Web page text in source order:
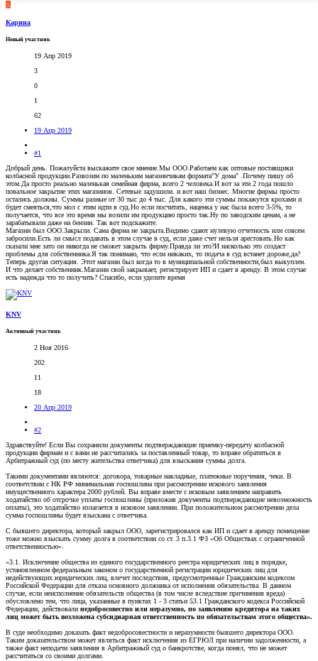
К
Карина
Новый участник
19 Апр 2019
3
0
1
62
19 Апр 2019
#1
Добрый день. Пожалуйста выскажите свое мнение.Мы ООО.Работаем как оптовые поставщики
колбасной продукции.Развозим по маленьким магазинчикам формата"У дома" .Почему пишу об
этом.Да просто реально маленькая семейная фирма, всего 2 человека.И вот за эти 2 года пошло
повальное закрытие этих магазинов. Сетевые задушили. и вот наш бизнес. Многие фирмы просто
остались должны. Суммы разные от 30 тыс до 4 тыс. Для какого эти суммы покажутся крохами и
будет смеяться,что мол с этим идти в суд.Но если посчитать, наценка у нас была всего 3-5%, то
получается, что все это время мы возили им продукцию просто так.Ну по заводским ценам, а не
зарабатывали даже на бензин. Так вот подскажите.
Магазин был ООО.Закрыли. Сама фирма не закрыта.Видимо сдают нулевую отчетность или совсем
забросили.Есть ли смысл подавать в этом случае в суд, если даже счет нельзя арестовать.Но как
сказали мне зато он никогда не сможет закрыть фирму.Правда ли это?И насколько это создаст
проблемы для собственника.Я так понимаю, что если никаких, то подача в суд встанет дороже,да?
Теперь другая ситуация. Этот магазин был когда то в муниципальной собственности,был выкуплен.
И что делает собственник.Магазин свой закрывает, регистрирует ИП и сдает в аренду. В этом случае
есть надежда что то получить? Спасибо, если уделите время
KNV
Активный участник
2 Ноя 2016
202
11
18
20 Апр 2019
#2
Здравствуйте! Если Вы сохранили документы подтверждающие приемку-передачу колбасной
продукции фирмам и с вами не рассчитались за поставленный товар, то вправе обратиться в
Арбитражный суд (по месту жительства ответчика) для взыскания суммы долга.
Такими документами являются: договора, товарные накладные, платежные поручения, чеки. В
соответствии с НК РФ минимальная госпошлина при рассмотрении искового заявления
имущественного характера 2000 рублей. Вы вправе вместе с исковым заявлением направить
ходатайство об отсрочке уплаты госпошлины (приложив документы подтверждающие невозможность
оплаты), это ходатайство излагается в исковом заявлении. При положительном рассмотрении дела
сумма госпошлины будет взыскана с ответчика.
С бывшего директора, который закрыл ООО, зарегистрировался как ИП и сдает в аренду помещение
тоже можно взыскать сумму долга в соответствии со ст. 3 п.3.1 ФЗ «Об Обществах с ограниченной
ответственностью».
«3.1. Исключение общества из единого государственного реестра юридических лиц в порядке,
установленном федеральным законом о государственной регистрации юридических лиц для
недействующих юридических лиц, влечет последствия, предусмотренные Гражданским кодексом
Российской Федерации для отказа основного должника от исполнения обязательства. В данном
случае, если неисполнение обязательств общества (в том числе вследствие причинения вреда)
обусловлено тем, что лица, указанные в пунктах 1 - 3 статьи 53.1 Гражданского кодекса Российской
Федерации, действовали недобросовестно или неразумно, по заявлению кредитора на таких
лиц может быть возложена субсидиарная ответственность по обязательствам этого общества».
В суде необходимо доказать факт недобросовестности и неразумности бывшего директора ООО.
Таким доказательством может являться факт исключения из ЕГРЮЛ при наличии задолженности, а
также факт неподачи заявления в Арбитражный суд о банкротстве, когда понял, что не может
рассчитаться со своими долгами.